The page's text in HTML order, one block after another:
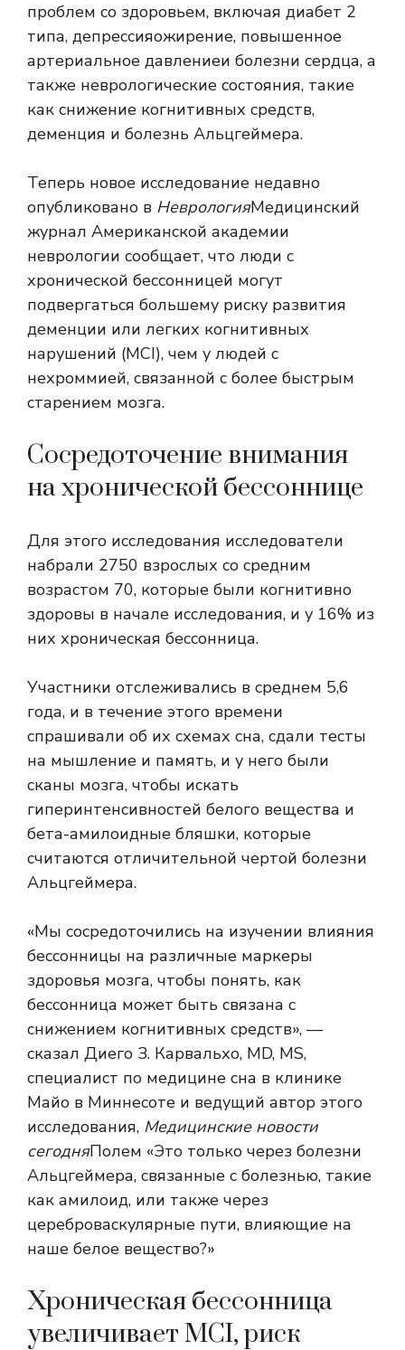
проблем со здоровьем, включая диабет 2
типа, депрессияожирение, повышенное
артериальное давлениеи болезни сердца, а
также неврологические состояния, такие
как снижение когнитивных средств,
деменция и болезнь Альцгеймера.
Теперь новое исследование недавно
опубликовано в НеврологияМедицинский
журнал Американской академии
неврологии сообщает, что люди с
хронической бессонницей могут
подвергаться большему риску развития
деменции или легких когнитивных
нарушений (MCI), чем у людей с
нехроммией, связанной с более быстрым
старением мозга.
Сосредоточение внимания
на хронической бессоннице
Для этого исследования исследователи
набрали 2750 взрослых со средним
возрастом 70, которые были когнитивно
здоровы в начале исследования, и у 16% из
них хроническая бессонница.
Участники отслеживались в среднем 5,6
года, и в течение этого времени
спрашивали об их схемах сна, сдали тесты
на мышление и память, и у него были
сканы мозга, чтобы искать
гиперинтенсивностей белого вещества и
бета-амилоидные бляшки, которые
считаются отличительной чертой болезни
Альцгеймера.
«Мы сосредоточились на изучении влияния
бессонницы на различные маркеры
здоровья мозга, чтобы понять, как
бессонница может быть связана с
снижением когнитивных средств», —
сказал Диего З. Карвальхо, MD, MS,
специалист по медицине сна в клинике
Майо в Миннесоте и ведущий автор этого
исследования, Медицинские новости
сегодняПолем «Это только через болезни
Альцгеймера, связанные с болезнью, такие
как амилоид, или также через
цереброваскулярные пути, влияющие на
наше белое вещество?»
Хроническая бессонница
увеличивает MCI, риск